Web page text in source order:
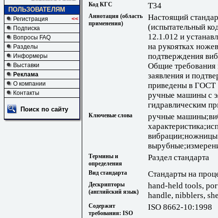
ПОЛЬЗОВАТЕЛЯМ
Регистрация
<<
Подписка
Вопросы FAQ
Разделы
Информеры
Выставки
Реклама
О компании
Контакты
Поиск по сайту
Код КГС Т34
Аннотация (область
применения)
Настоящий
(испытательный
12.1.012 и
на рукоятках
подтверждения
Общие
заявления и
приведены в ГОСТ
ручные машины с
гидравлическим
Ключевые слова
ручные
Термины и
определения
Раздел стандарта
Вид стандарта Стандарты на
Дескрипторы
(английский язык)
hand-held tools,
handle, nibblers,
Содержит
требования: ISO
ISO 8662-10:1998